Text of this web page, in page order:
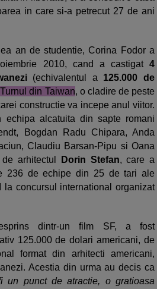
in care si-a petrecut 27 de ani
an de studentie, Corina Fodor a
2010, cand a castigat 4
(echivalentul a 125.000 de
Turnul din Taiwan, o cladire de peste
constructie va incepe anul viitor.
alcatuita din sapte romani
Bogdan Radu Chipara, Anda
Claudiu Barsan-Pipu si Oana
arhitectul
Dorin Stefan, care a
236 de echipe din 25 de tari ale
la concursul international organizat
dintr-un film SF, a fost
125.000 de dolari americani, de
format din arhitecti americani,
Acestia din urma au decis ca
un punct de atractie, o gratioasa